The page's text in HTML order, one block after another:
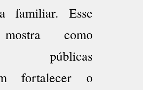
familiar. Esse
como
públicas
fortalecer o